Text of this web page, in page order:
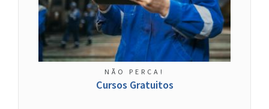
NÃO PERCA!
Cursos Gratuitos